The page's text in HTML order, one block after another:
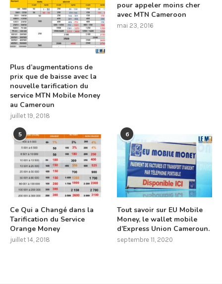
Plus d’augmentations de
prix que de baisse avec la
nouvelle tarification du
service MTN Mobile Money
au Cameroun
juillet 19, 2018
pour appeler moins cher
avec MTN Cameroon
mai 23, 2016
5
Ce Qui a Changé dans la
Tarification du Service
Orange Money
juillet 14, 2018
6
Tout savoir sur EU Mobile
Money, le wallet mobile
d’Express Union Cameroun.
septembre 11, 2020